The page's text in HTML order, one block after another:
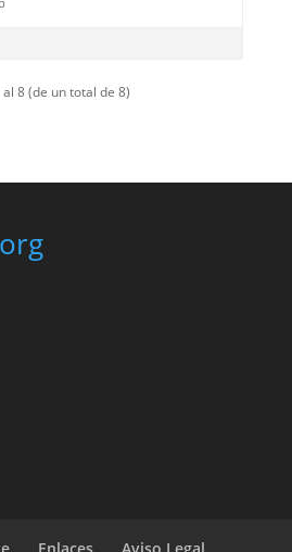
8 (de un total de 8)